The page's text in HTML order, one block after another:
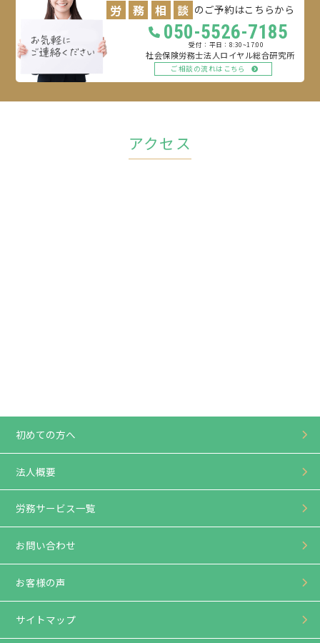
労 務 相 談 のご予約はこちらから
050-5526-7185
平日：8:30~17:00
社会保険労務士法人ロイヤル総合研究所
ご相談の流れはこちら
アクセス
初めての方へ
法人概要
労務サービス一覧
お問い合わせ
お客様の声
サイトマップ